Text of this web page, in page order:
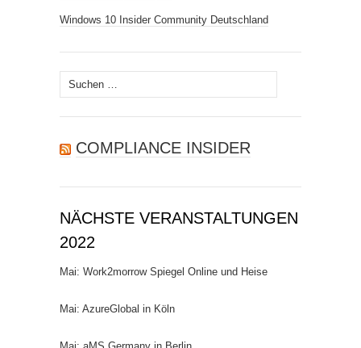
Windows 10 Insider Community Deutschland
Suchen
nach:
COMPLIANCE INSIDER
NÄCHSTE VERANSTALTUNGEN
2022
Mai: Work2morrow Spiegel Online und Heise
Mai: AzureGlobal in Köln